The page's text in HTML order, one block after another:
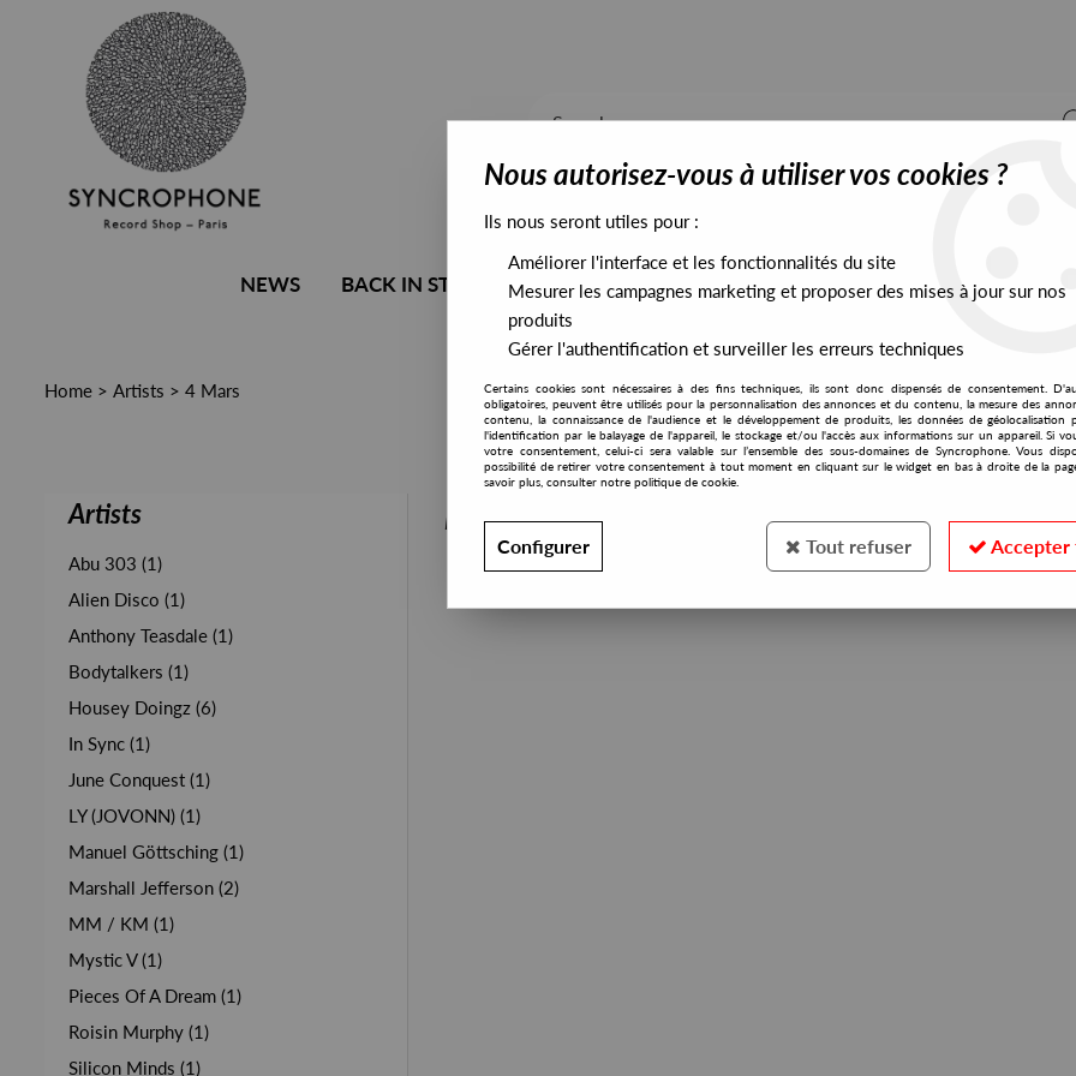
NEWS BACK IN STOCK ALL STOCK EXCLUSIVES PRESALES EXCLUSIVES
Home > Artists > 4 Mars
Artists
Abu 303 (1)
Alien Disco (1)
Anthony Teasdale (1)
Bodytalkers (1)
Housey Doingz (6)
In Sync (1)
June Conquest (1)
LY (JOVONN) (1)
Manuel Göttsching (1)
Marshall Jefferson (2)
MM / KM (1)
Mystic V (1)
Pieces Of A Dream (1)
Roisin Murphy (1)
Silicon Minds (1)
PRESALES EXCLUSIVES
Nous autorisez-vous à utiliser vos cookies ?
Ils nous seront utiles pour :
Améliorer l'interface et les fonctionnalités du site
Mesurer les campagnes marketing et proposer des mises à jour sur nos
produits
Gérer l'authentification et surveiller les erreurs techniques
Certains cookies sont nécessaires à des fins techniques, ils sont donc dispensés de consentement.
obligatoires, peuvent être utilisés pour la personnalisation des annonces et du contenu, la mesure des
contenu, la connaissance de l'audience et le développement de produits, les données de géolocalisation
l'identification par le balayage de l'appareil, le stockage et/ou l'accès aux informations sur un appareil. Si
votre consentement, celui-ci sera valable sur l’ensemble des sous-domaines de Syncrophone. Vous
possibilité de retirer votre consentement à tout moment en cliquant sur le widget en bas à droite de la
savoir plus, consulter notre politique de cookie.
Configurer Tout refuser Accepter